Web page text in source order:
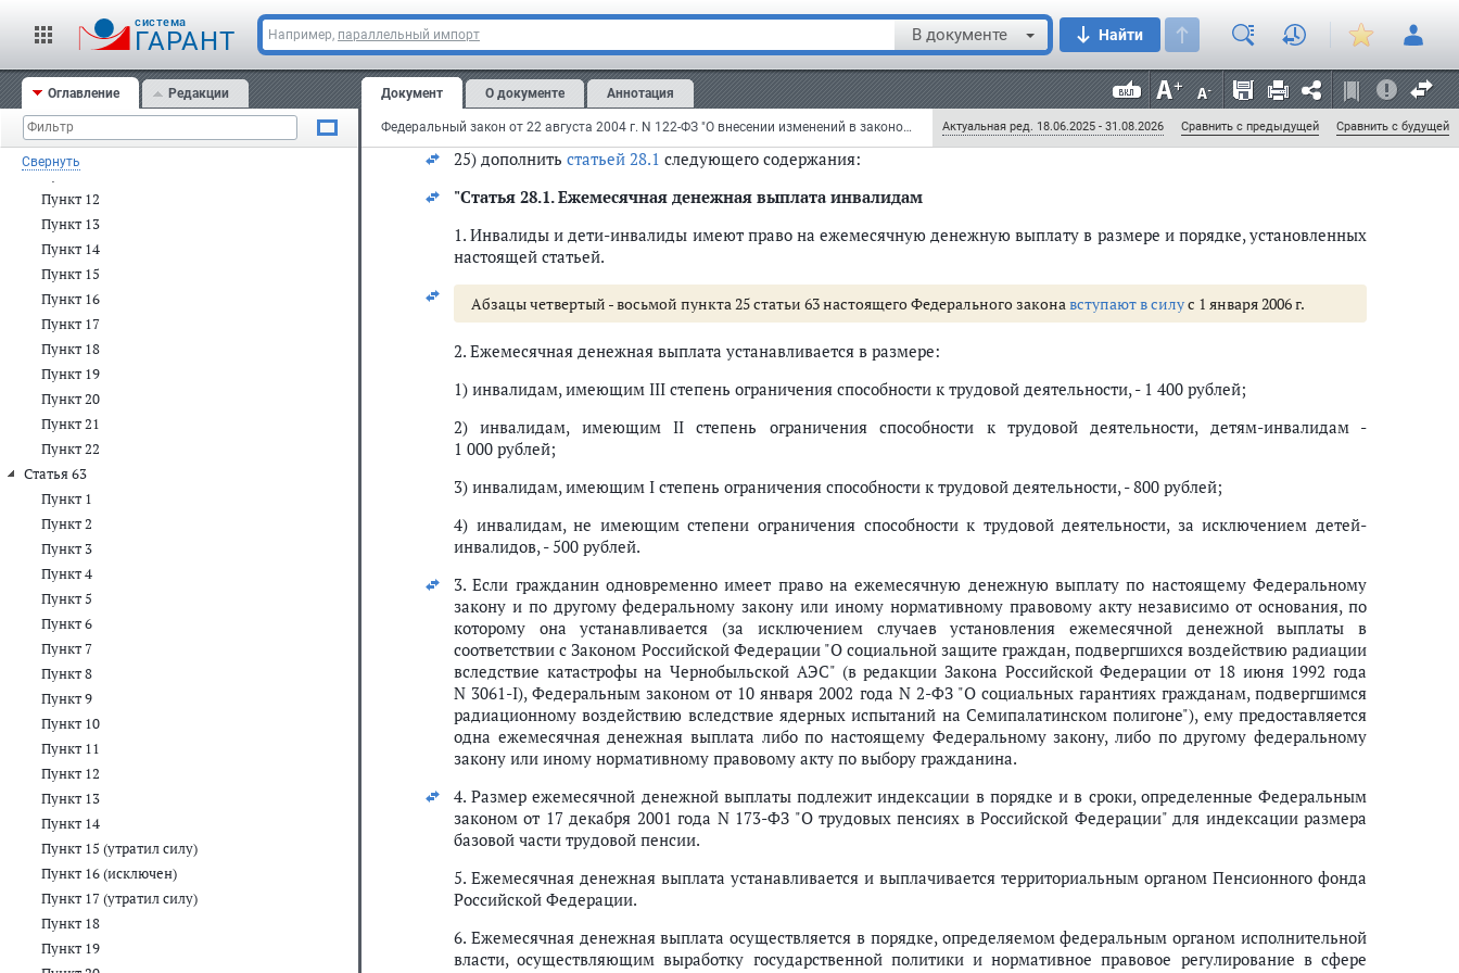
cистема
ГАРАНТ Например, параллельный импорт В документе Найти
Оглавление Редакции
Свернуть
Пункт 5
Пункт 6
Пункт 7
Пункт 8
Пункт 9
Пункт 10
Пункт 11
Пункт 12
Пункт 13
Пункт 14
Пункт 15
Пункт 16
Пункт 17
Пункт 18
Пункт 19
Пункт 20
Пункт 21
Пункт 22
Статья 63
Пункт 1
Пункт 2
Пункт 3
Пункт 4
Пункт 5
Пункт 6
Пункт 7
Пункт 8
Пункт 9
Пункт 10
Пункт 11
Пункт 12
Пункт 13
Пункт 14
Пункт 15 (утратил силу)
Пункт 16 (исключен)
Пункт 17 (утратил силу)
Пункт 18
Пункт 19
Документ О документе Аннотация
Федеральный закон от 22 августа 2004 г. N 122-ФЗ "О внесении изменений в законодательные акты Российской Федерации и признании утратившими силу некоторых законодательных актов Российской Федерации в связи с принятием федеральных законов "О внесении изменений и дополнений в Федеральный закон "Об общих принципах организации законодательных (представительных) и исполнительных органов государственной власти субъектов Российской Федерации" и "Об общих принципах организации местного самоуправления в Российской Федерации" (с изменениями и дополнениями) Актуальная ред. 18.06.2025 - 31.08.2026 Сравнить с предыдущей Сравнить с будущей
часть пятуюпризнать утратившей силу;
вчасти седьмойслово "бесплатно" заменить словами "с освобождением от оплаты";
в части восьмойслова "органами государственной власти субъектов" заменить словом "Правительством";
25) дополнить статьей 28.1 следующего содержания:
"Статья 28.1. Ежемесячная денежная выплата инвалидам
1. Инвалиды и дети-инвалиды имеют право на ежемесячную денежную выплату в размере и порядке, установленных
настоящей статьей.
Абзацы четвертый - восьмой пункта 25 статьи 63 настоящего Федерального законавступают в силус 1 января 2006 г.
2. Ежемесячная денежная выплата устанавливается в размере:
1) инвалидам, имеющим III степень ограничения способности к трудовой деятельности, - 1 400 рублей;
2) инвалидам, имеющим II степень ограничения способности к трудовой деятельности, детям-инвалидам -
1 000 рублей;
3) инвалидам, имеющим I степень ограничения способности к трудовой деятельности, - 800 рублей;
4) инвалидам, не имеющим степени ограничения способности к трудовой деятельности, за исключением детей-
инвалидов, - 500 рублей.
3. Если гражданин одновременно имеет право на ежемесячную денежную выплату по настоящему Федеральному
закону и по другому федеральному закону или иному нормативному правовому акту независимо от основания, по
которому она устанавливается (за исключением случаев установления ежемесячной денежной выплаты в
соответствии с Законом Российской Федерации "О социальной защите граждан, подвергшихся воздействию радиации
вследствие катастрофы на Чернобыльской АЭС" (в редакции Закона Российской Федерации от 18 июня 1992 года
N 3061-I), Федеральным законом от 10 января 2002 года N 2-ФЗ "О социальных гарантиях гражданам, подвергшимся
радиационному воздействию вследствие ядерных испытаний на Семипалатинском полигоне"), ему предоставляется
одна ежемесячная денежная выплата либо по настоящему Федеральному закону, либо по другому федеральному
закону или иному нормативному правовому акту по выбору гражданина.
4. Размер ежемесячной денежной выплаты подлежит индексации в порядке и в сроки, определенные Федеральным
законом от 17 декабря 2001 года N 173-ФЗ "О трудовых пенсиях в Российской Федерации" для индексации размера
базовой части трудовой пенсии.
5. Ежемесячная денежная выплата устанавливается и выплачивается территориальным органом Пенсионного фонда
Российской Федерации.
6. Ежемесячная денежная выплата осуществляется в порядке, определяемом федеральным органом исполнительной
власти, осуществляющим выработку государственной политики и нормативное правовое регулирование в сфере